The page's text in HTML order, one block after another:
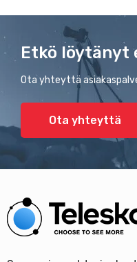
Etkö löytänyt
Ota yhteyttä
Ota yhteyttä